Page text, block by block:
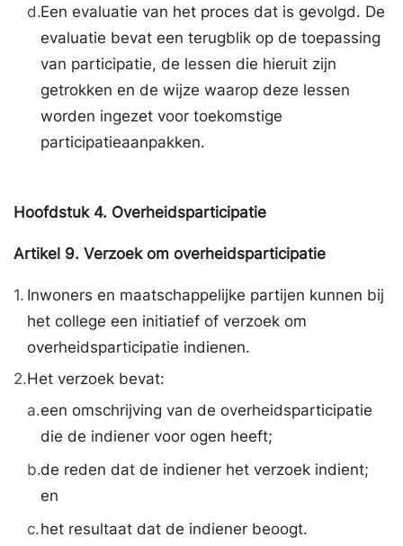
d.Een evaluatie van het proces dat is gevolgd. De
evaluatie bevat een terugblik op de toepassing
van participatie, de lessen die hieruit zijn
getrokken en de wijze waarop deze lessen
worden ingezet voor toekomstige
participatieaanpakken.
Hoofdstuk 4. Overheidsparticipatie
Artikel 9. Verzoek om overheidsparticipatie
1. Inwoners en maatschappelijke partijen kunnen bij
het college een initiatief of verzoek om
overheidsparticipatie indienen.
2.Het verzoek bevat:
a.een omschrijving van de overheidsparticipatie
die de indiener voor ogen heeft;
b.de reden dat de indiener het verzoek indient;
en
c.het resultaat dat de indiener beoogt.